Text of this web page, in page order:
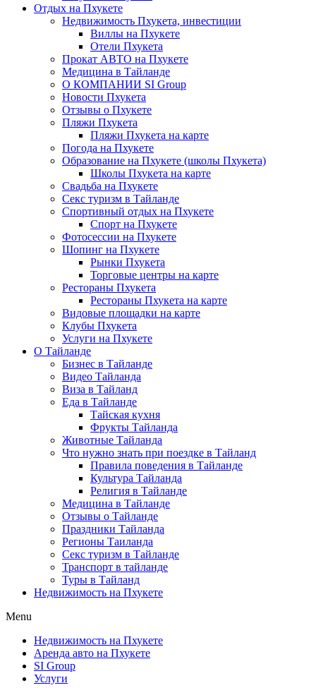
Отдых на Пхукете
Недвижимость Пхукета, инвестиции
Виллы на Пхукете
Отели Пхукета
Прокат АВТО на Пхукете
Медицина в Тайланде
О КОМПАНИИ SI Group
Новости Пхукета
Отзывы о Пхукете
Пляжи Пхукета
Пляжи Пхукета на карте
Погода на Пхукете
Образование на Пхукете (школы Пхукета)
Школы Пхукета на карте
Свадьба на Пхукете
Секс туризм в Тайланде
Спортивный отдых на Пхукете
Спорт на Пхукете
Фотосессии на Пхукете
Шопинг на Пхукете
Рынки Пхукета
Торговые центры на карте
Рестораны Пхукета
Рестораны Пхукета на карте
Видовые площадки на карте
Клубы Пхукета
Услуги на Пхукете
О Тайланде
Бизнес в Тайланде
Видео Тайланда
Виза в Тайланд
Еда в Тайланде
Тайская кухня
Фрукты Тайланда
Животные Тайланда
Что нужно знать при поездке в Тайланд
Правила поведения в Тайланде
Культура Тайланда
Религия в Тайланде
Медицина в Тайланде
Отзывы о Тайланде
Праздники Тайланда
Регионы Таиланда
Секс туризм в Тайланде
Транспорт в тайланде
Туры в Тайланд
Недвижимость на Пхукете
Menu
Недвижимость на Пхукете
Аренда авто на Пхукете
SI Group
Услуги